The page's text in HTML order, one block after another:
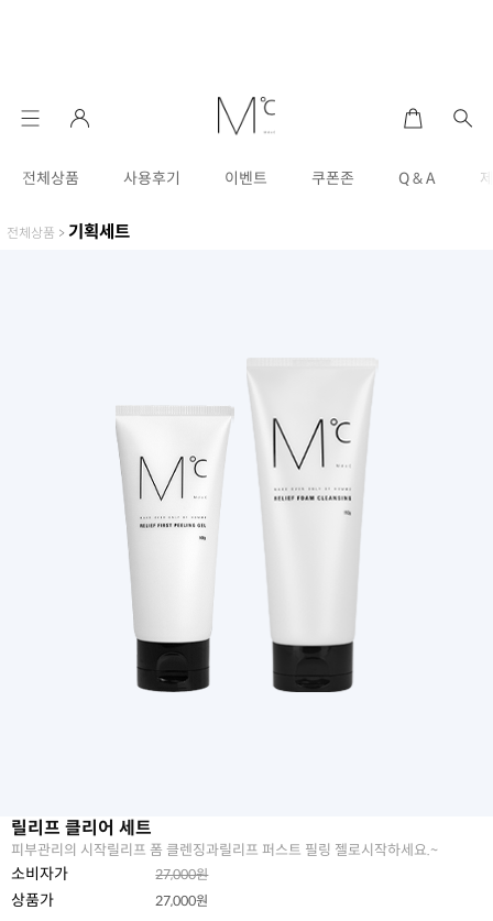
전체상품 사용후기 이벤트 쿠폰존 Q & A
전체상품 > 기획세트
릴리프 클리어 세트
피부관리의 시작릴리프 폼 클렌징과릴리프 퍼스트 필링 젤로시작하세요.~
소비자가 27,000원
상품가 27,000원